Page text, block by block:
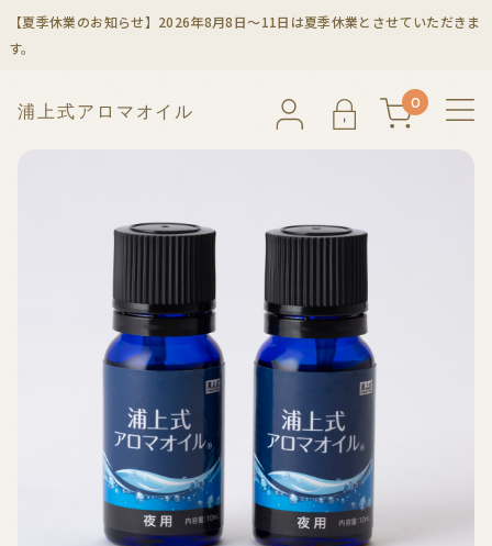
【夏季休業のお知らせ】2026年8月8日～11日は夏季休業とさせていただきま
す。
浦 上 式 ア ロ マ オ イ ル
0